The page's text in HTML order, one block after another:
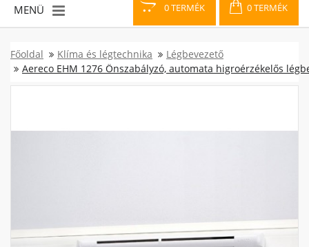
0 TERMÉK 0 TERMÉK
MENÜ
Főoldal Klíma és légtechnika
Légbevezető
Aereco EHM 1276 Önszabályzó, automata higroérzékelős